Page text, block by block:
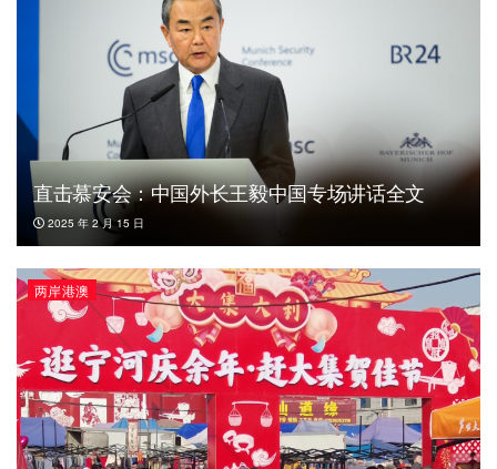
直击慕安会：中国外长王毅中国专场讲话全文
2025 年 2 月 15 日
两岸港澳